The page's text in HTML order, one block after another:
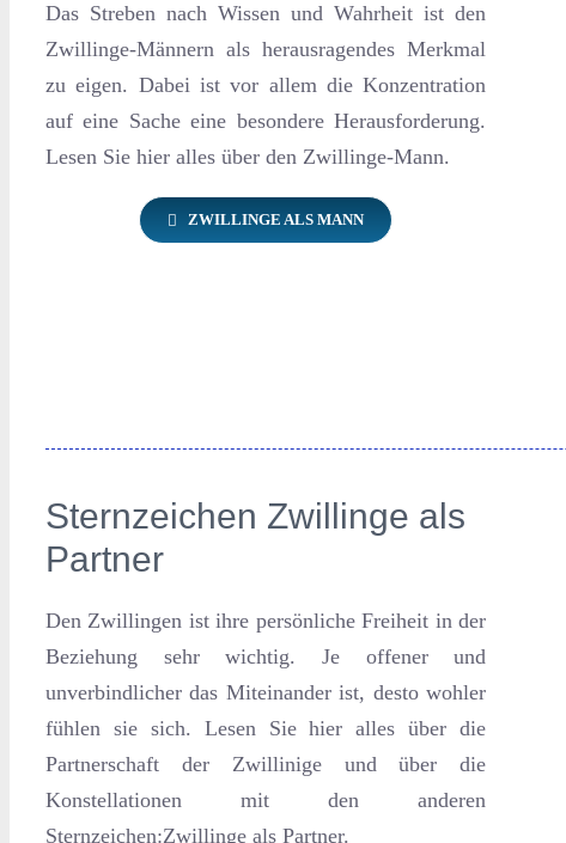
Das Streben nach Wissen und Wahrheit ist den
Zwillinge-Männern als herausragendes Merkmal
zu eigen. Dabei ist vor allem die Konzentration
auf eine Sache eine besondere Herausforderung.
Lesen Sie hier alles über den Zwillinge-Mann.
ZWILLINGE ALS MANN
Sternzeichen Zwillinge als
Partner
Den Zwillingen ist ihre persönliche Freiheit in der
Beziehung sehr wichtig. Je offener und
unverbindlicher das Miteinander ist, desto wohler
fühlen sie sich. Lesen Sie hier alles über die
Partnerschaft der Zwillinige und über die
Konstellationen mit den anderen
Sternzeichen:Zwillinge als Partner.